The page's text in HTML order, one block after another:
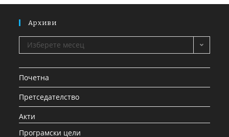
Архиви
Изберете месец
Почетна
Претседателство
Акти
Програмски цели